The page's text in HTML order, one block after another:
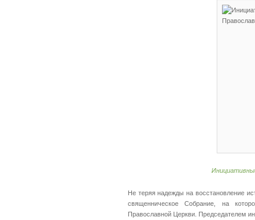
Не теряя надежды на восстановление
священническое Собрание, на
Православной Церкви. Председателем